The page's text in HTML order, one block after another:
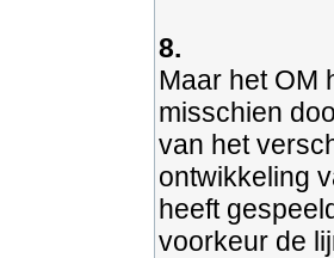
8.
Maar het OM
misschien
van het
ontwikkeling
heeft
voorkeur de